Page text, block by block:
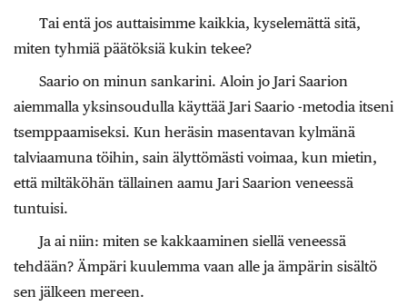
Tai entä jos auttaisimme kaikkia, kyselemättä sitä,
miten tyhmiä päätöksiä kukin tekee?
Saario on minun sankarini. Aloin jo Jari Saarion
aiemmalla yksinsoudulla käyttää Jari Saario -metodia itseni
tsemppaamiseksi. Kun heräsin masentavan kylmänä
talviaamuna töihin, sain älyttömästi voimaa, kun mietin,
että miltäköhän tällainen aamu Jari Saarion veneessä
tuntuisi.
Ja ai niin: miten se kakkaaminen siellä veneessä
tehdään? Ämpäri kuulemma vaan alle ja ämpärin sisältö
sen jälkeen mereen.